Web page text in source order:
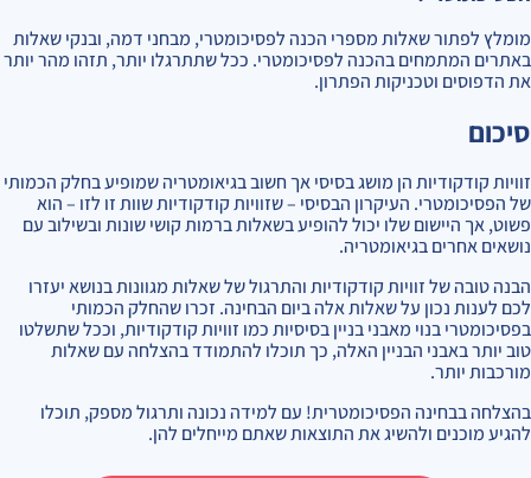
מומלץ לפתור שאלות מספרי הכנה לפסיכומטרי, מבחני דמה, ובנקי שאלות
באתרים המתמחים בהכנה לפסיכומטרי. ככל שתתרגלו יותר, תזהו מהר יותר
את הדפוסים וטכניקות הפתרון.
סיכום
זוויות קודקודיות הן מושג בסיסי אך חשוב בגיאומטריה שמופיע בחלק הכמותי
של הפסיכומטרי. העיקרון הבסיסי – שזוויות קודקודיות שוות זו לזו – הוא
פשוט, אך היישום שלו יכול להופיע בשאלות ברמות קושי שונות ובשילוב עם
נושאים אחרים בגיאומטריה.
הבנה טובה של זוויות קודקודיות והתרגול של שאלות מגוונות בנושא יעזרו
לכם לענות נכון על שאלות אלה ביום הבחינה. זכרו שהחלק הכמותי
בפסיכומטרי בנוי מאבני בניין בסיסיות כמו זוויות קודקודיות, וככל שתשלטו
טוב יותר באבני הבניין האלה, כך תוכלו להתמודד בהצלחה עם שאלות
מורכבות יותר.
בהצלחה בבחינה הפסיכומטרית! עם למידה נכונה ותרגול מספק, תוכלו
להגיע מוכנים ולהשיג את התוצאות שאתם מייחלים להן.